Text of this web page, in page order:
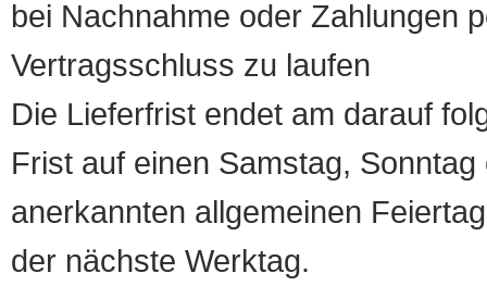
bei Nachnahme oder Zahlungen
Vertragsschluss zu laufen
Die Lieferfrist endet am darauf
Frist auf einen Samstag,
anerkannten allgemeinen
der nächste Werktag.